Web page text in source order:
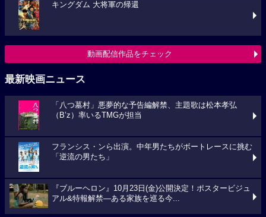
キングダム 大将軍の帰還
動画配信作品をチェック
最新映画ニュース
「八つ墓村」悪夢的な予告編解禁、主題歌は松本孝弘
（B’z）率いるTMGが担当
フランシス・ンら出演。中年男たちがボートレースに挑む
「逆流の男たち」
『ブルーヘロン』10月23日(金)公開決定！ポスタービジュ
アル&特報解禁―ある家族を巡る今...